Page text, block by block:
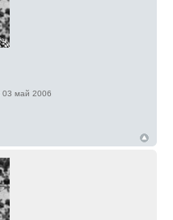
03 май 2006